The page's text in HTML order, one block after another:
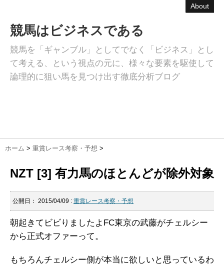
About
競馬はビジネスである
競馬を「ギャンブル」としてでなく「ビジネス」とし
て考える、という視点の元に、様々な要素を駆使して
論理的に狙い馬を見つけ出す徹底分析ブログ
ホーム > 重賞レース考察・予想 >
NZT [3] 有力馬のほとんどが除外対象
公開日： 2015/04/09 : 重賞レース考察・予想
朝起きてビビりましたよFC東京の武藤がチェルシー
から正式オファーって。
もちろんチェルシー側が本当に欲しいと思っているわ